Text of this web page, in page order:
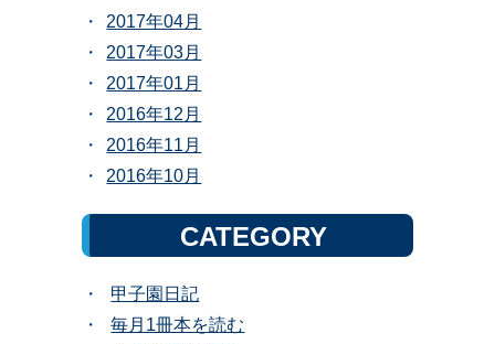
2017年04月
2017年03月
2017年01月
2016年12月
2016年11月
2016年10月
CATEGORY
甲子園日記
毎月1冊本を読む